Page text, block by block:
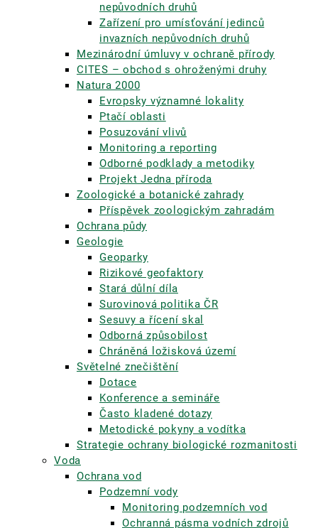
nepůvodních druhů
Zařízení pro umísťování jedinců
invazních nepůvodních druhů
Mezinárodní úmluvy v ochraně přírody
CITES – obchod s ohroženými druhy
Natura 2000
Evropsky významné lokality
Ptačí oblasti
Posuzování vlivů
Monitoring a reporting
Odborné podklady a metodiky
Projekt Jedna příroda
Zoologické a botanické zahrady
Příspěvek zoologickým zahradám
Ochrana půdy
Geologie
Geoparky
Rizikové geofaktory
Stará důlní díla
Surovinová politika ČR
Sesuvy a řícení skal
Odborná způsobilost
Chráněná ložisková území
Světelné znečištění
Dotace
Konference a semináře
Často kladené dotazy
Metodické pokyny a vodítka
Strategie ochrany biologické rozmanitosti
Voda
Ochrana vod
Podzemní vody
Monitoring podzemních vod
Ochranná pásma vodních zdrojů